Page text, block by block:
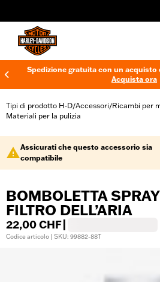
Spedizione gratuita con un
Acquista ora
Tipi di prodotto H-D/Accessori/Ricambi per
Materiali per la pulizia
Assicurati che questo accessorio sia
compatibile
BOMBOLETTA
FILTRO DELL’ARIA
22,00 CHF
Codice articolo | SKU: 99882-88T